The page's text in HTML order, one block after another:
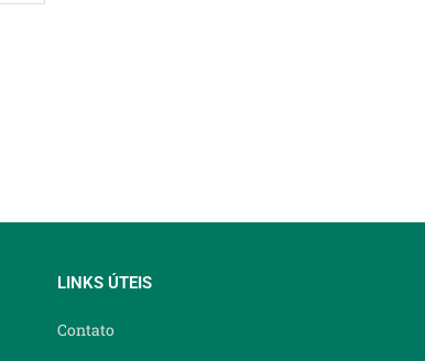
LINKS ÚTEIS
Contato